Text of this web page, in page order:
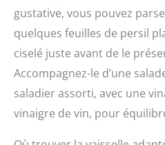
gustative, vous pouvez
quelques feuilles de persil
ciselé juste avant de le
Accompagnez-le d’une
saladier assorti, avec une
vinaigre de vin, pour